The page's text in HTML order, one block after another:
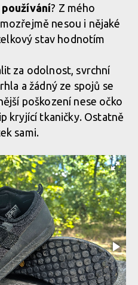
? Z mého
nesou i nějaké
stav hodnotím
za odolnost, svrchní
a žádný ze spojů se
poškození nese očko
kryjící tkaničky. Ostatně
sami.